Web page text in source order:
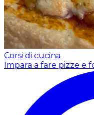
Corsi di cucina
Impara a fare pizze e